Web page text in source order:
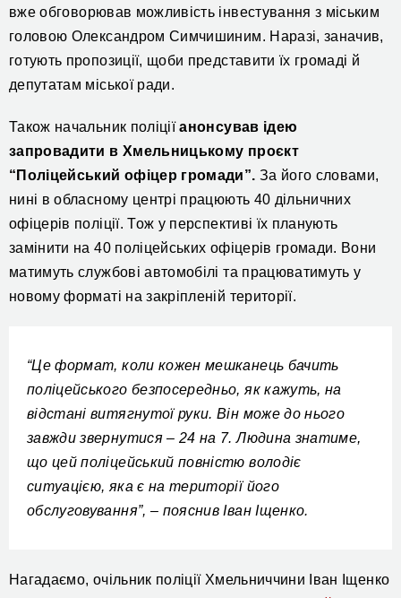
вже обговорював можливість інвестуванняз міським
головою Олександром Симчишиним. Н аразі,заначив,
готують пропозиції, щоби представити їх громаді й
депутатам міської ради.
Також начальник поліціїанонсував ідею
запровадити в Хмельницькому проєкт
“Поліцейський офіцер громади”. За його словами,
нині в обласному центрі працюють 40 дільничних
офіцерів поліції. Тож у перспективі їх планують
замінити на 40 поліцейських офіцерів громади. Вони
матимуть службові автомобілі та працюватимуть у
новому форматі на закріпленій території.
“Це формат, коли кожен мешканець бачить
поліцейського безпосередньо, як кажуть, на
відстані витягнутої руки. Він може до нього
завжди звернутися – 24 на 7. Людина знатиме,
що цей поліцейський повністю володіє
ситуацією, яка є на території його
обслуговування”, – пояснив Іван Іщенко.
Нагадаємо, очільник поліції Хмельниччини Іван Іщенко